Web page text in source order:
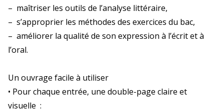
– maîtriser les outils de l’analyse littéraire,
– s’approprier les méthodes des exercices du bac,
– améliorer la qualité de son expression à l’écrit et à
l’oral.
Un ouvrage facile à utiliser
• Pour chaque entrée, une double-page claire et
visuelle :